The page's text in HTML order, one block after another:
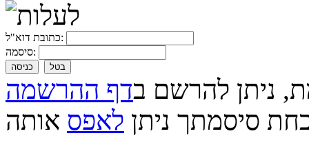
כתובת דוא"ל:
סיסמה:
כניסה בטל
ניתן להרשם בדף ההרשמה
סיסמתך ניתן לאפס אותה